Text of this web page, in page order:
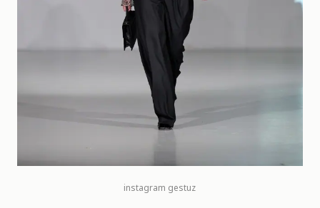
instagram gestuz